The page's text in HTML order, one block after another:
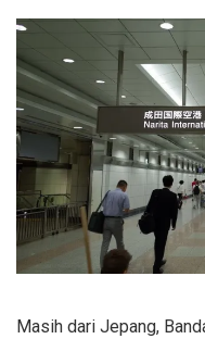
Masih dari Jepang,